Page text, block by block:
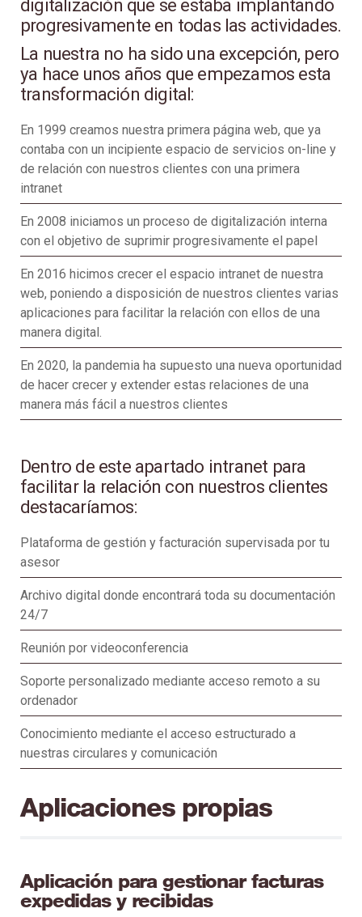
digitalización que se estaba implantando
progresivamente en todas las actividades.
La nuestra no ha sido una excepción, pero
ya hace unos años que empezamos esta
transformación digital:
En 1999 creamos nuestra primera página web, que ya
contaba con un incipiente espacio de servicios on-line y
de relación con nuestros clientes con una primera
intranet
En 2008 iniciamos un proceso de digitalización interna
con el objetivo de suprimir progresivamente el papel
En 2016 hicimos crecer el espacio intranet de nuestra
web, poniendo a disposición de nuestros clientes varias
aplicaciones para facilitar la relación con ellos de una
manera digital.
En 2020, la pandemia ha supuesto una nueva oportunidad
de hacer crecer y extender estas relaciones de una
manera más fácil a nuestros clientes
Dentro de este apartado intranet para
facilitar la relación con nuestros clientes
destacaríamos:
Plataforma de gestión y facturación supervisada por tu
asesor
Archivo digital donde encontrará toda su documentación
24/7
Reunión por videoconferencia
Soporte personalizado mediante acceso remoto a su
ordenador
Conocimiento mediante el acceso estructurado a
nuestras circulares y comunicación
Aplicaciones propias
Aplicación para gestionar facturas
expedidas y recibidas